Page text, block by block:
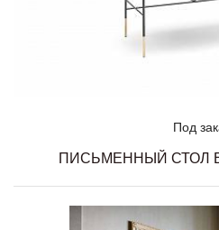
Под
ПИСЬМЕННЫЙ СТОЛ